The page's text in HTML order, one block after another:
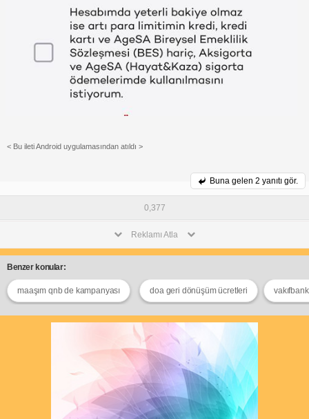
< Bu ileti Android uygulamasından atıldı >
Buna gelen 2 yanıtı gör.
0,377
Reklamı Atla
Benzer konular:
maaşım qnb de kampanyası doa geri dönüşüm ücretleri